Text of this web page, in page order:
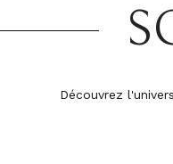
Découvrez